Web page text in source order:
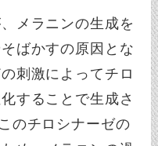
メラニンの生成を
ばかすの原因とな
刺激によってチロ
することで生成さ
のチロシナーゼの